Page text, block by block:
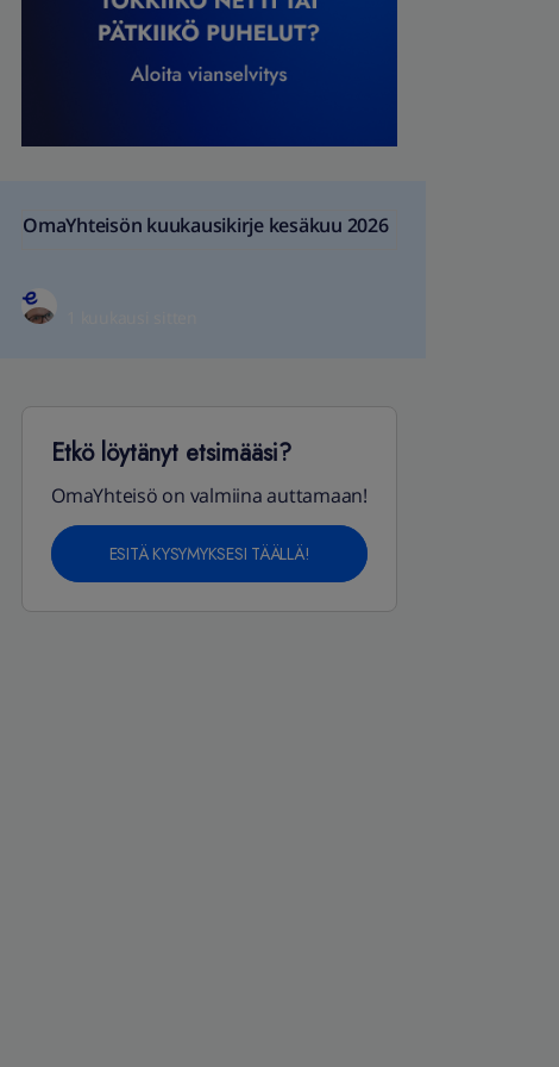
OmaYhteisön kuukausikirje kesäkuu 2026
Etkö löytänyt etsimääsi?
OmaYhteisö on valmiina auttamaan!
ESITÄ KYSYMYKSESI TÄÄLLÄ!